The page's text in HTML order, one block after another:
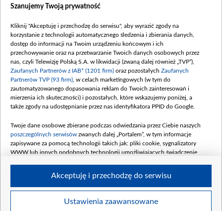
Dofinansowanie 635 783 051,21 PLN
(wpłata wrzesień 100 mln, październik 350
mln, listopad 265 mln)
Dofinansowanie 48 862 000,00 PLN
Data podpisania umowy: GRUDZIEŃ 2025
(wpłata grudzień 60,548 mln)
Dofinansowanie 900 000 000,00 PLN
Data podpisania umowy: LUTY 2026 (wpłata
kwiecień 180 mln, 7 maja 180 mln, 8
czerwca 90 mln)
Dofinansowanie 250 000 000,00 PLN
4 sierpnia 250 mln
Szanujemy Twoją prywatność
Kliknij "Akceptuję i przechodzę do serwisu", aby wyrazić zgody na
korzystanie z technologii automatycznego śledzenia i zbierania danych,
dostęp do informacji na Twoim urządzeniu końcowym i ich
przechowywanie oraz na przetwarzanie Twoich danych osobowych przez
nas, czyli Telewizję Polską S.A. w likwidacji (zwaną dalej również „TVP”),
Zaufanych Partnerów z IAB* (1201 firm) oraz pozostałych Zaufanych
Partnerów TVP (93 firm) , w celach marketingowych (w tym do
zautomatyzowanego dopasowania reklam do Twoich zainteresowań i
mierzenia ich skuteczności) i pozostałych, które wskazujemy poniżej, a
także zgody na udostępnianie przez nas identyfikatora PPID do Google.
Twoje dane osobowe zbierane podczas odwiedzania przez Ciebie naszych
poszczególnych serwisów zwanych dalej „Portalem”, w tym informacje
zapisywane za pomocą technologii takich jak: pliki cookie, sygnalizatory
WWW lub innych podobnych technologii umożliwiających świadczenie
Twoje dane osobowe zbierane podczas odwiedzania przez Ciebie
Ustawienia zaawansowane
Akceptuję i przechodzę do serwisu